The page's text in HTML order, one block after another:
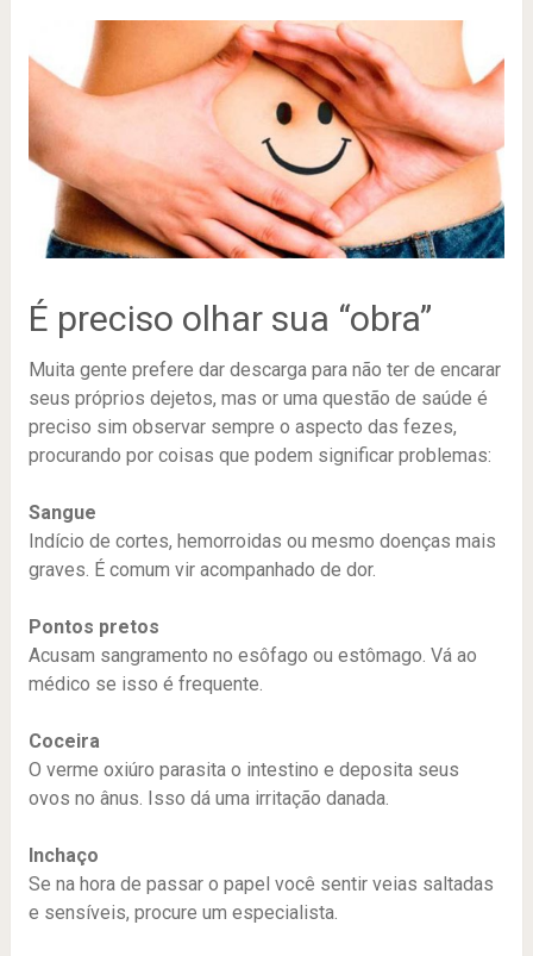
É preciso olhar sua “obra”
Muita gente prefere dar descarga para não ter de encarar
seus próprios dejetos, mas or uma questão de saúde é
preciso sim observar sempre o aspecto das fezes,
procurando por coisas que podem significar problemas:
Sangue
Indício de cortes, hemorroidas ou mesmo doenças mais
graves. É comum vir acompanhado de dor.
Pontos pretos
Acusam sangramento no esôfago ou estômago. Vá ao
médico se isso é frequente.
Coceira
O verme oxiúro parasita o intestino e deposita seus
ovos no ânus. Isso dá uma irritação danada.
Inchaço
Se na hora de passar o papel você sentir veias saltadas
e sensíveis, procure um especialista.